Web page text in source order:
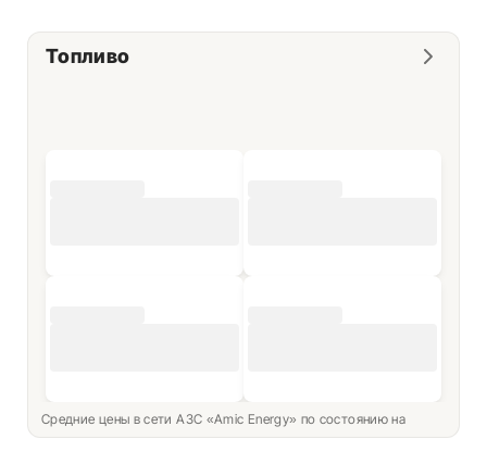
Топливо
Средние цены в сети АЗС «Amic Energy» по состоянию на